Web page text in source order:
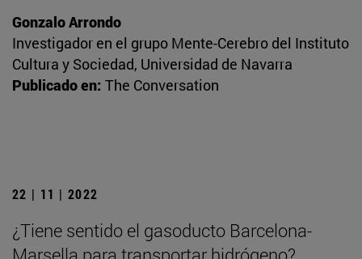
Gonzalo Arrondo
Investigador en el grupo Mente-Cerebro del Instituto
Cultura y Sociedad, Universidad de Navarra
Publicado en: The Conversation
22 | 11 | 2022
¿Tiene sentido el gasoducto Barcelona-